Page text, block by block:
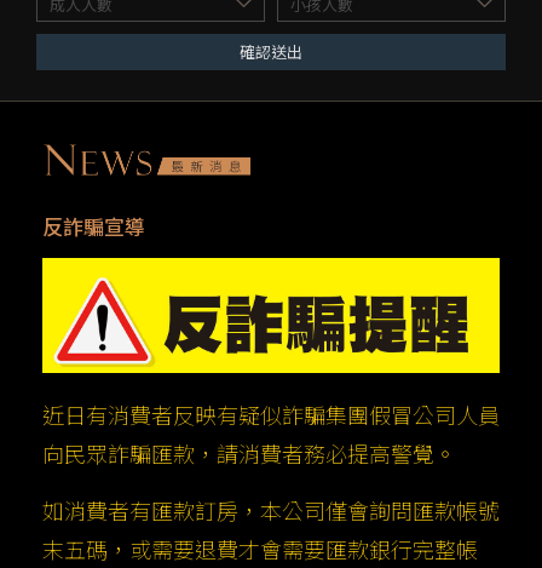
確認送出
反詐騙宣導
近日有消費者反映有疑似詐騙集團假冒公司人員
向民眾詐騙匯款，請消費者務必提高警覺。
如消費者有匯款訂房，本公司僅會詢問匯款帳號
末五碼，或需要退費才會需要匯款銀行完整帳